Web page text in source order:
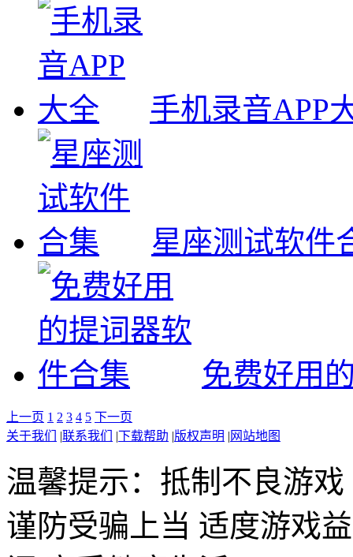
手机录音APP
星座测试软件
免费好用
上一页 1 2 3 4 5 下一页
关于我们
|联系我们 |下载帮助 |版权声明 | 网站地图
温馨提示：抵制不良游
谨防受骗上当 适度游戏